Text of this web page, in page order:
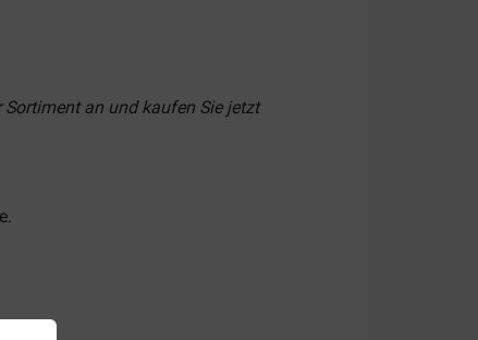
an und kaufen Sie jetzt